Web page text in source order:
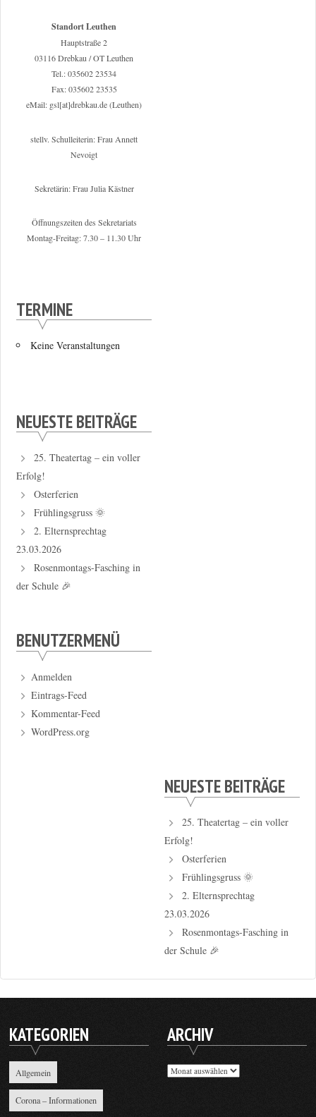
Standort Leuthen
Hauptstraße 2
03116 Drebkau / OT Leuthen
Tel.: 035602 23534
Fax: 035602 23535
eMail: gsl[at]drebkau.de (Leuthen)
stellv. Schulleiterin: Frau Annett
Nevoigt
Sekretärin: Frau Julia Kästner
Öffnungszeiten des Sekretariats
Montag-Freitag: 7.30 – 11.30 Uhr
TERMINE
Keine Veranstaltungen
NEUESTE BEITRÄGE
25. Theatertag – ein voller
Erfolg!
Osterferien
Frühlingsgruss 🌞
2. Elternsprechtag
23.03.2026
Rosenmontags-Fasching in
der Schule 🎉
BENUTZERMENÜ
Anmelden
Eintrags-Feed
Kommentar-Feed
WordPress.org
NEUESTE BEITRÄGE
25. Theatertag – ein voller
Erfolg!
Osterferien
Frühlingsgruss 🌞
2. Elternsprechtag
23.03.2026
Rosenmontags-Fasching in
der Schule 🎉
KATEGORIEN
Allgemein
Corona – Informationen
ARCHIV
Archiv